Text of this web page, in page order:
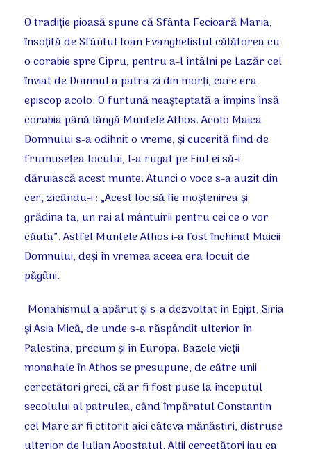
O tradiţie pioasă spune că Sfânta Fecioară Maria,
însoţită de Sfântul Ioan Evanghelistul călătorea cu
o corabie spre Cipru, pentru a-l întâlni pe Lazăr cel
înviat de Domnul a patra zi din morţi, care era
episcop acolo. O furtună neaşteptată a împins însă
corabia până lângă Muntele Athos. Acolo Maica
Domnului s-a odihnit o vreme, şi cucerită fiind de
frumuseţea locului, l-a rugat pe Fiul ei să-i
dăruiască acest munte. Atunci o voce s-a auzit din
cer, zicându-i : „Acest loc să fie moştenirea şi
grădina ta, un rai al mântuirii pentru cei ce o vor
căuta”. Astfel Muntele Athos i-a fost închinat Maicii
Domnului, deşi în vremea aceea era locuit de
păgâni.
Monahismul a apărut şi s-a dezvoltat în Egipt, Siria
şi Asia Mică, de unde s-a răspândit ulterior în
Palestina, precum şi în Europa. Bazele vieţii
monahale în Athos se presupune, de către unii
cercetători greci, că ar fi fost puse la începutul
secolului al patrulea, când împăratul Constantin
cel Mare ar fi ctitorit aici câteva mănăstiri, distruse